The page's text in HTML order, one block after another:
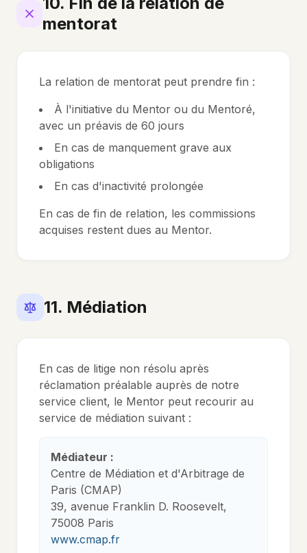
mentorat
La relation de mentorat peut prendre fin :
À l'initiative du Mentor ou du Mentoré,
avec un préavis de 60 jours
En cas de manquement grave aux
obligations
En cas d'inactivité prolongée
En cas de fin de relation, les commissions
acquises restent dues au Mentor.
11. Médiation
En cas de litige non résolu après
réclamation préalable auprès de notre
service client, le Mentor peut recourir au
service de médiation suivant :
Médiateur :
Centre de Médiation et d'Arbitrage de
Paris (CMAP)
39, avenue Franklin D. Roosevelt,
75008 Paris
www.cmap.fr